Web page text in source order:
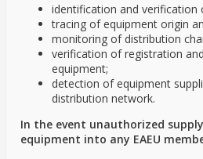
identification and verification
tracing of equipment origin
monitoring of distribution
verification of registration
equipment;
detection of equipment
distribution network.
In the event unauthorized supply
equipment into any EAEU